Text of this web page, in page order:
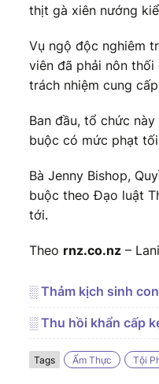
thịt gà xiên nướng
Vụ ngộ độc nghiêm
viên đã phải nôn
trách nhiệm cung
Ban đầu, tổ chức
buộc có mức phạt
Bà Jenny Bishop,
buộc theo Đạo luật
tới.
Theo rnz.co.nz –
░ Thảm kịch sinh
░ Thu hồi khẩn cấp
Tags Ẩm Thực Tội